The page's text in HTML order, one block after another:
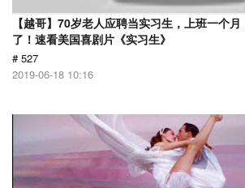
【越哥】70岁老人应聘当实习生，上班一个
了！速看美国喜剧片《实习生》
# 527
2019-06-18 10:16